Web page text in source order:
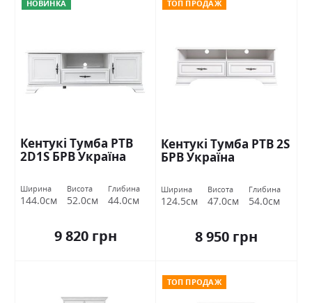
НОВИНКА
Кентукі Тумба РТВ
2D1S БРВ Україна
Ширина
144.0см
Висота
52.0см
Глибина
44.0см
9 820 грн
ТОП ПРОДАЖ
Кентукі Тумба РТВ 2S
БРВ Україна
Ширина
124.5см
Висота
47.0см
Глибина
54.0см
8 950 грн
ТОП ПРОДАЖ